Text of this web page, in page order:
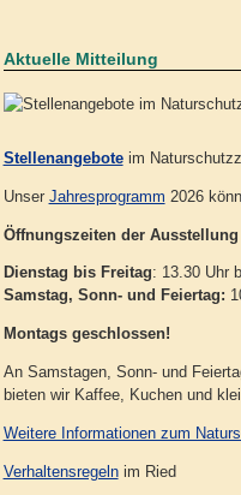
Aktuelle Mitteilung
Stellenangeboteim
Unser Jahresprogramm 2026
Öffnungszeiten der Ausstellung
Dienstag bis Freitag: 13.30 Uhr
Samstag, Sonn- und Feiertag:
Montags geschlossen!
An Samstagen, Sonn- und
bieten wir Kaffee, Kuchen und
Weitere Informationen zum
Verhaltensregelnim Ried